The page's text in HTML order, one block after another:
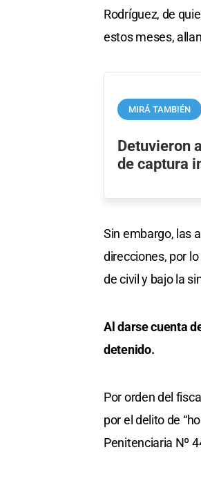
Rodríguez, de
estos meses,
MIRÁ TAMBIÉN
Detuvieron
de captura
Sin embargo, las
direcciones, por
de civil y bajo la
Al darse cuenta
detenido.
Por orden del
por el delito de
Penitenciaria Nº